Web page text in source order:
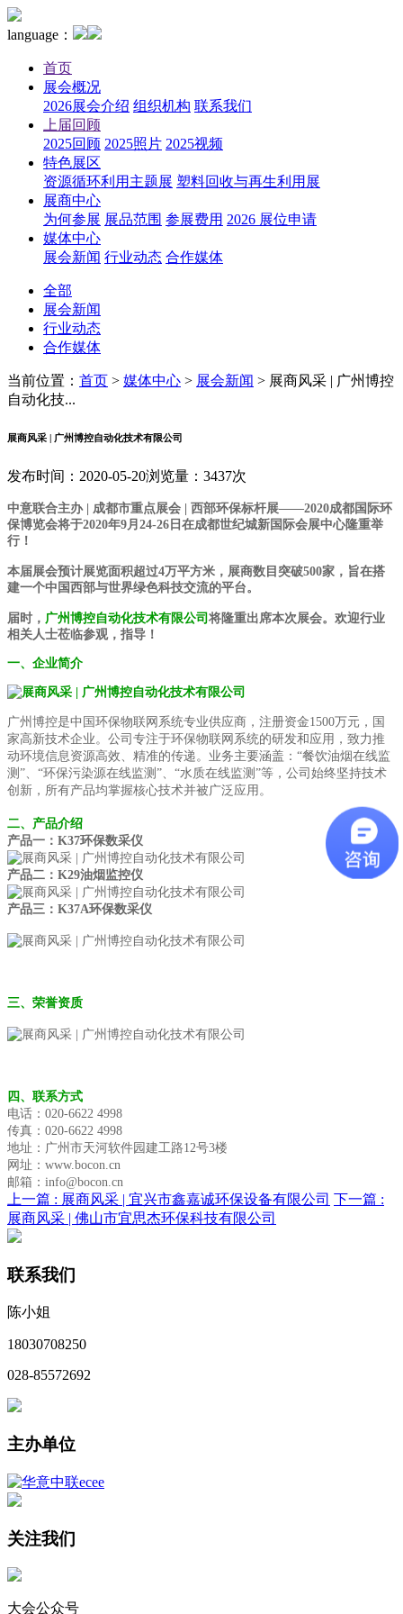
language：
首页
展会概况
2026展会介绍 组织机构 联系我们
上届回顾
2025回顾 2025照片 2025视频
特色展区
资源循环利用主题展 塑料回收与再生利用展
展商中心
为何参展 展品范围 参展费用 2026 展位申请
媒体中心
展会新闻 行业动态 合作媒体
全部
展会新闻
行业动态
合作媒体
当前位置： 首页 > 媒体中心 > 展会新闻 > 展商风采 | 广州博控
自动化技...
展商风采 | 广州博控自动化技术有限公司
发布时间：2020-05-20浏览量：3437次
中意联合主办 | 成都市重点展会 | 西部环保标杆展——2020成都国际环
保博览会将于2020年9月24-26日在成都世纪城新国际会展中心隆重举
行！
本届展会预计展览面积超过4万平方米，展商数目突破500家，旨在搭
建一个中国西部与世界绿色科技交流的平台。
届时， 广州博控自动化技术有限公司 将隆重出席本次展会。欢迎行业
相关人士莅临参观，指导！
一、企业简介
广州博控是中国环保物联网系统专业供应商，注册资金1500万元，国
家高新技术企业。公司专注于环保物联网系统的研发和应用，致力推
动环境信息资源高效、精准的传递。业务主要涵盖：“餐饮油烟在线监
测”、“环保污染源在线监测”、“水质在线监测”等，公司始终坚持技术
创新，所有产品均掌握核心技术并被广泛应用。
二、产品介绍
产品一：K37环保数采仪
产品二：K29油烟监控仪
产品三：K37A环保数采仪
三、荣誉资质
四、联系方式
电话：020-6622 4998
传真：020-6622 4998
地址：广州市天河软件园建工路12号3楼
网址：www.bocon.cn
邮箱：info@bocon.cn
上一篇 : 展商风采 | 宜兴市鑫嘉诚环保设备有限公司 下一篇 :
展商风采 | 佛山市宜思杰环保科技有限公司
联系我们
陈小姐
18030708250
028-85572692
主办单位
关注我们
大会公众号